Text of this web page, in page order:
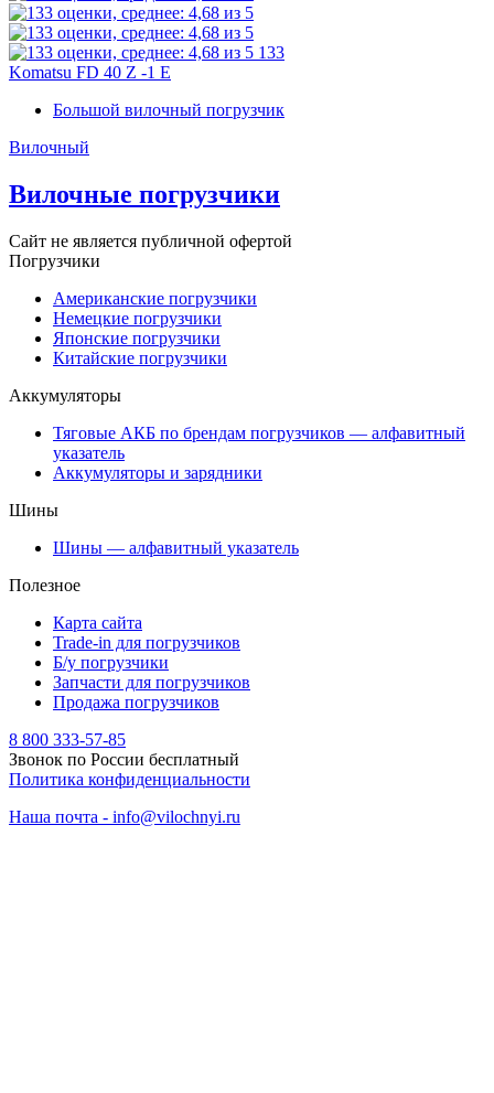
133
Komatsu FD 40 Z -1 E
Большой вилочный погрузчик
Вилочный
Вилочные погрузчики
Сайт не является публичной офертой
Погрузчики
Американские погрузчики
Немецкие погрузчики
Японские погрузчики
Китайские погрузчики
Аккумуляторы
Тяговые АКБ по брендам погрузчиков — алфавитный
указатель
Аккумуляторы и зарядники
Шины
Шины — алфавитный указатель
Полезное
Карта сайта
Trade-in для погрузчиков
Б/у погрузчики
Запчасти для погрузчиков
Продажа погрузчиков
8 800 333-57-85
Звонок по России бесплатный
Политика конфиденциальности
Наша почта - info@vilochnyi.ru